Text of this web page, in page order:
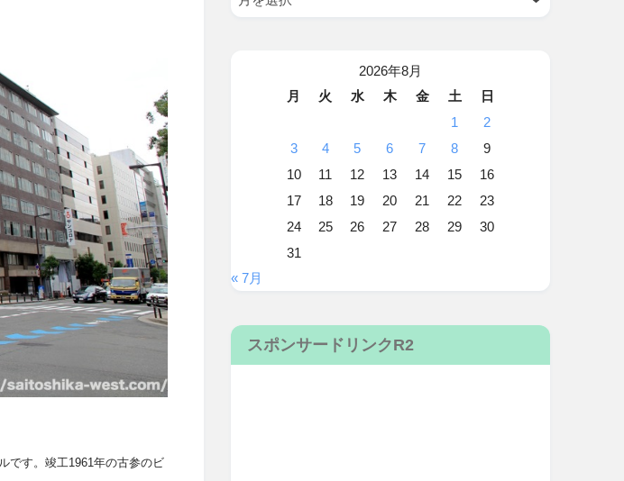
です。竣工1961 年の古参のビ
2026年8月
月
火 水 木 金 土
日
1
2
3
4 5 6 7 8
9
10
11 12 13 14 15
16
17
18 19 20 21 22
23
24
25 26 27 28 29
30
31
« 7月
スポンサードリンクR2